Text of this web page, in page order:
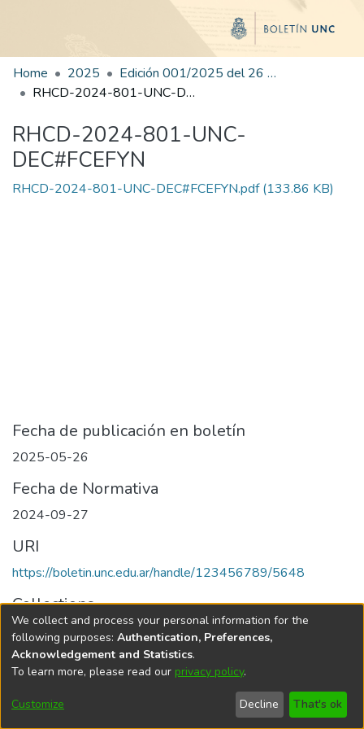
Home 2025
Edición 001/2025 del 26 de mayo de 2025
RHCD-2024-801-UNC-DEC#FCEFYN
RHCD-2024-801-UNC-
DEC#FCEFYN
RHCD-2024-801-UNC-DEC#FCEFYN.pdf(133.86 KB)
Fecha de publicación en boletín
2025-05-26
Fecha de Normativa
2024-09-27
URI
https://boletin.unc.edu.ar/handle/123456789/5648
Collections
Edición 001/2025 del 26 de mayo de 2025
Universidad Nacional de Córdoba
We collect and process your personal information for the
following purposes: Authentication, Preferences,
Acknowledgement and Statistics.
To learn more, please read our privacy policy.
Customize Decline That's ok